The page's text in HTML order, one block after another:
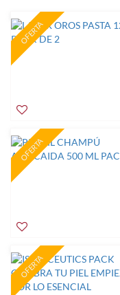
OFERTA
OFERTA
OFERTA